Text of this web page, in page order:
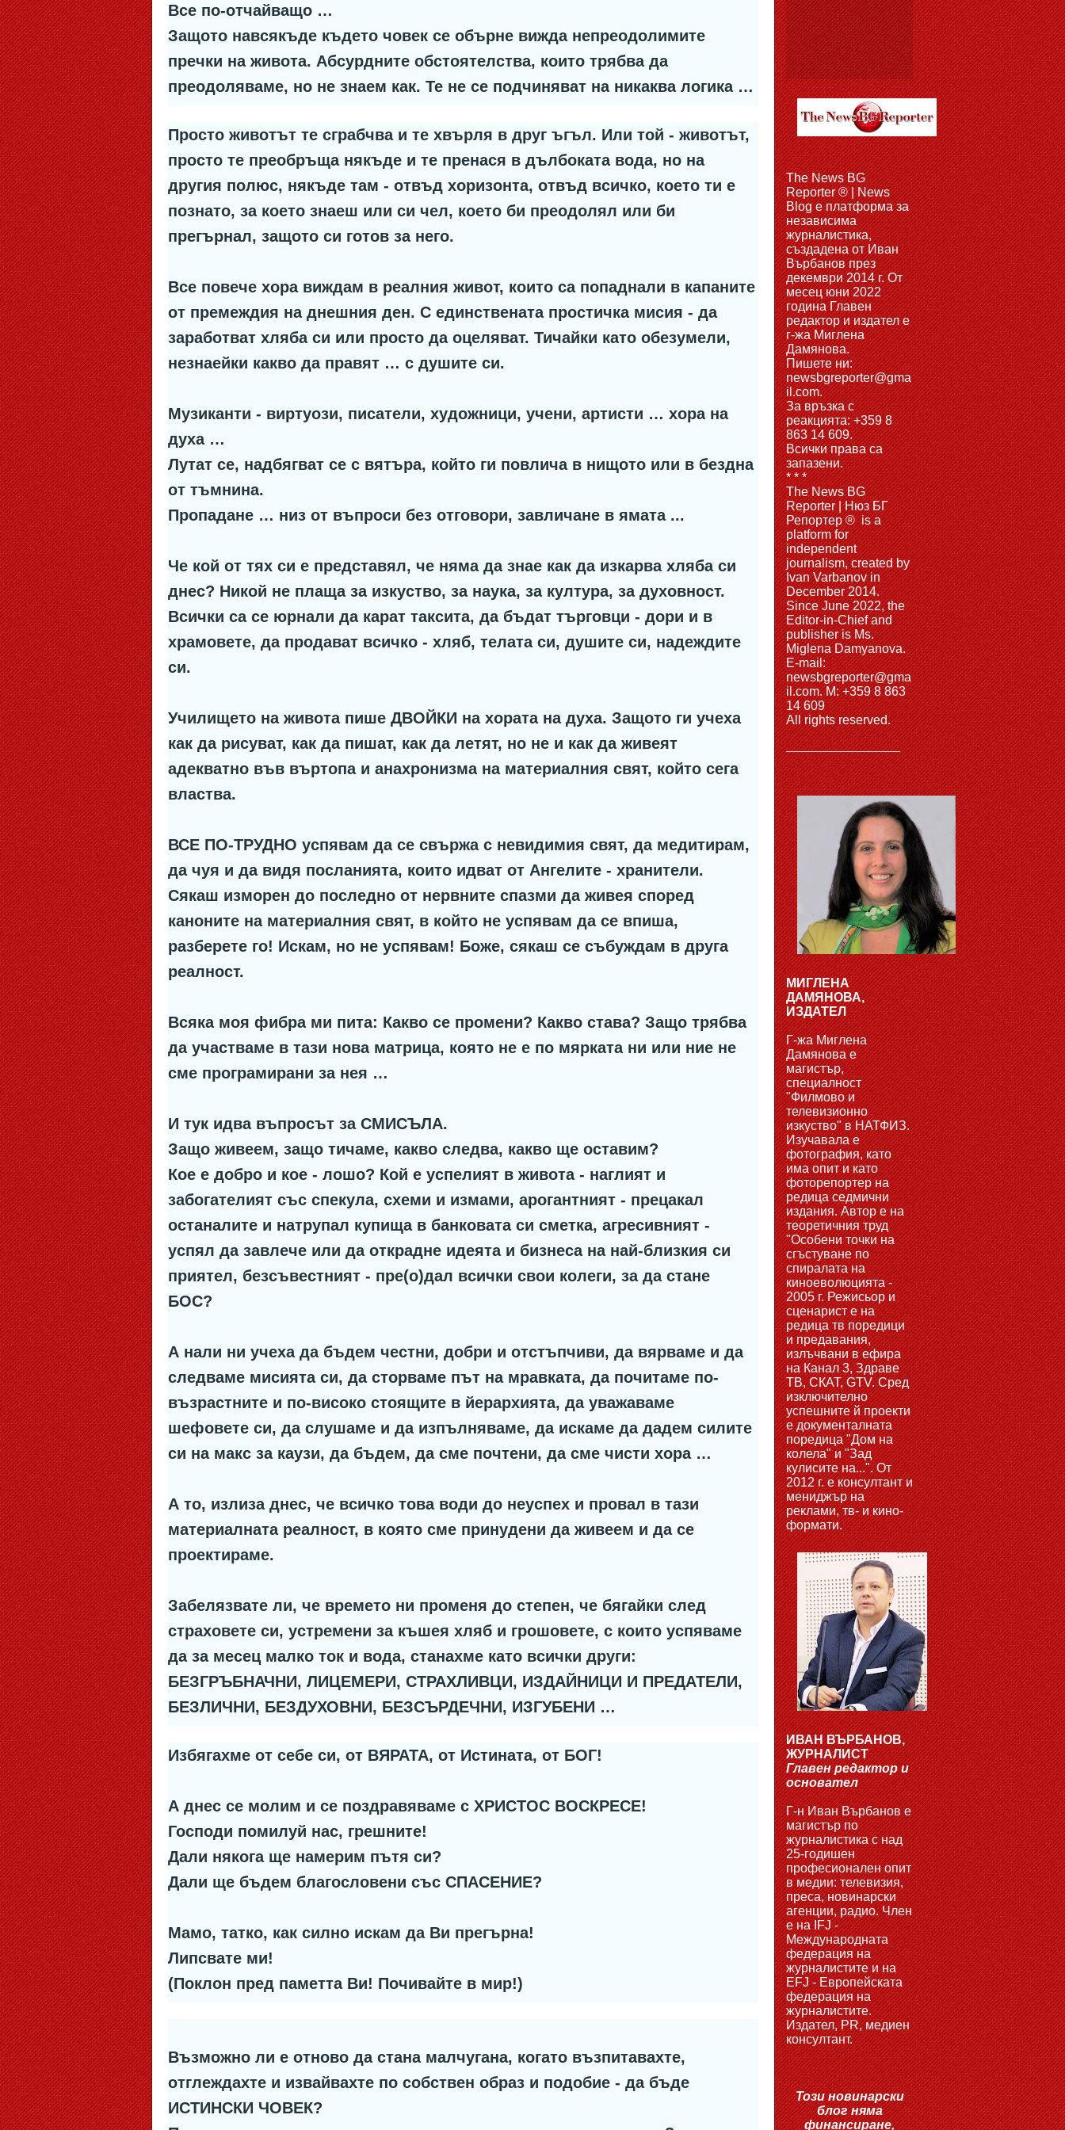
Все по-отчайващо …
Защото навсякъде където човек се обърне вижда непреодолимите
пречки на живота. Абсурдните обстоятелства, които трябва да
преодоляваме, но не знаем как. Те не се подчиняват на никаква логика …
Просто животът те сграбчва и те хвърля в друг ъгъл. Или той - животът,
просто те преобръща някъде и те пренася в дълбоката вода, но на
другия полюс, някъде там - отвъд хоризонта, отвъд всичко, което ти е
познато, за което знаеш или си чел, което би преодолял или би
прегърнал, защото си готов за него.
Все повече хора виждам в реалния живот, които са попаднали в капаните
от премеждия на днешния ден. С единствената простичка мисия - да
заработват хляба си или просто да оцеляват. Тичайки като обезумели,
незнаейки какво да правят … с душите си.
Музиканти - виртуози, писатели, художници, учени, артисти … хора на
духа …
Лутат се, надбягват се с вятъра, който ги повлича в нищото или в бездна
от тъмнина.
Пропадане … низ от въпроси без отговори, завличане в ямата ...
Че кой от тях си е представял, че няма да знае как да изкарва хляба си
днес? Никой не плаща за изкуство, за наука, за култура, за духовност.
Всички са се юрнали да карат таксита, да бъдат търговци - дори и в
храмовете, да продават всичко - хляб, телата си, душите си, надеждите
си.
Училището на живота пише ДВОЙКИ на хората на духа. Защото ги учеха
как да рисуват, как да пишат, как да летят, но не и как да живеят
адекватно във въртопа и анахронизма на материалния свят, който сега
властва.
ВСЕ ПО-ТРУДНО успявам да се свържа с невидимия свят, да медитирам,
да чуя и да видя посланията, които идват от Ангелите - хранители.
Сякаш изморен до последно от нервните спазми да живея според
каноните на материалния свят, в който не успявам да се впиша,
разберете го! Искам, но не успявам! Боже, сякаш се събуждам в друга
реалност.
Всяка моя фибра ми пита: Какво се промени? Какво става? Защо трябва
да участваме в тази нова матрица, която не е по мярката ни или ние не
сме програмирани за нея …
И тук идва въпросът за СМИСЪЛА.
Защо живеем, защо тичаме, какво следва, какво ще оставим?
Кое е добро и кое - лошо? Кой е успелият в живота - наглият и
забогателият със спекула, схеми и измами, арогантният - прецакал
останалите и натрупал купища в банковата си сметка, агресивният -
успял да завлече или да открадне идеята и бизнеса на най-близкия си
приятел, безсъвестният - пре(о)дал всички свои колеги, за да стане
БОС?
А нали ни учеха да бъдем честни, добри и отстъпчиви, да вярваме и да
следваме мисията си, да сторваме път на мравката, да почитаме по-
възрастните и по-високо стоящите в йерархията, да уважаваме
шефовете си, да слушаме и да изпълняваме, да искаме да дадем силите
си на макс за каузи, да бъдем, да сме почтени, да сме чисти хора …
А то, излиза днес, че всичко това води до неуспех и провал в тази
материалната реалност, в която сме принудени да живеем и да се
проектираме.
Забелязвате ли, че времето ни променя до степен, че бягайки след
страховете си, устремени за къшея хляб и грошовете, с които успяваме
да за месец малко ток и вода, станахме като всички други:
БЕЗГРЪБНАЧНИ, ЛИЦЕМЕРИ, СТРАХЛИВЦИ, ИЗДАЙНИЦИ И ПРЕДАТЕЛИ,
БЕЗЛИЧНИ, БЕЗДУХОВНИ, БЕЗСЪРДЕЧНИ, ИЗГУБЕНИ …
Избягахме от себе си, от ВЯРАТА, от Истината, от БОГ!
А днес се молим и се поздравяваме с ХРИСТОС ВОСКРЕСЕ!
Господи помилуй нас, грешните!
Дали някога ще намерим пътя си?
Дали ще бъдем благословени със СПАСЕНИЕ?
Мамо, татко, как силно искам да Ви прегърна!
Липсвате ми!
(Поклон пред паметта Ви! Почивайте в мир!)
Възможно ли е отново да стана малчугана, когато възпитавахте,
отглеждахте и извайвахте по собствен образ и подобие - да бъде
ИСТИНСКИ ЧОВЕК?
The News BG
Reporter ® | News
Blog e платформа за
независима
журналистика,
създадена от Иван
Върбанов през
декември 2014 г. От
месец юни 2022
година Главен
редактор и издател е
г-жа Миглена
Дамянова.
Пишете ни:
newsbgreporter@gma
il.com.
За връзка с
реакцията: +359 8
863 14 609.
Всички права са
запазени.
* * *
The News BG
Reporter | Нюз БГ
Репортер ® is a
platform for
independent
journalism, created by
Ivan Varbanov in
December 2014.
Since June 2022, the
Editor-in-Chief and
publisher is Ms.
Miglena Damyanova.
Е-mail:
newsbgreporter@gma
il.com. M: +359 8 863
14 609
All rights reserved.
МИГЛЕНА
ДАМЯНОВА,
ИЗДАТЕЛ
Г-жа Миглена
Дамянова е
магистър,
специалност
"Филмово и
телевизионно
изкуство" в НАТФИЗ.
Изучавала е
фотография, като
има опит и като
фоторепортер на
редица седмични
издания. Автор е на
теоретичния труд
"Особени точки на
сгъстуване по
спиралата на
киноеволюцията -
2005 г. Режисьор и
сценарист е на
редица тв поредици
и предавания,
излъчвани в ефира
на Канал 3, Здраве
ТВ, СКАТ, GTV. Сред
изключително
успешните й проекти
е документалната
поредица "Дом на
колела" и "Зад
кулисите на...". От
2012 г. е консултант и
мениджър на
реклами, тв- и кино-
формати.
ИВАН ВЪРБАНОВ,
ЖУРНАЛИСТ
Главен редактор и
основател
Г-н Иван Върбанов е
магистър по
журналистика с над
25-годишен
професионален опит
в медии: телевизия,
преса, новинарски
агенции, радио. Член
е на IFJ -
Международната
федерация на
журналистите и на
EFJ - Европейската
федерация на
журналистите.
Издател, PR, медиен
консултант.
Този новинарски
блог няма
финансиране,